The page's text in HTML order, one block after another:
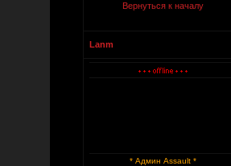
Вернуться к началу
Lanm
* Админ Assault *